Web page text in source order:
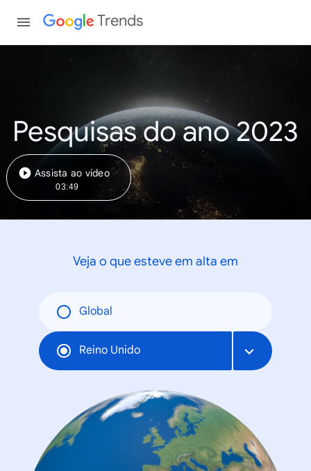
Trends
Pesquisas do ano 2023
Assista ao vídeo
03:49
Veja o que esteve em alta em
Global
Reino Unido